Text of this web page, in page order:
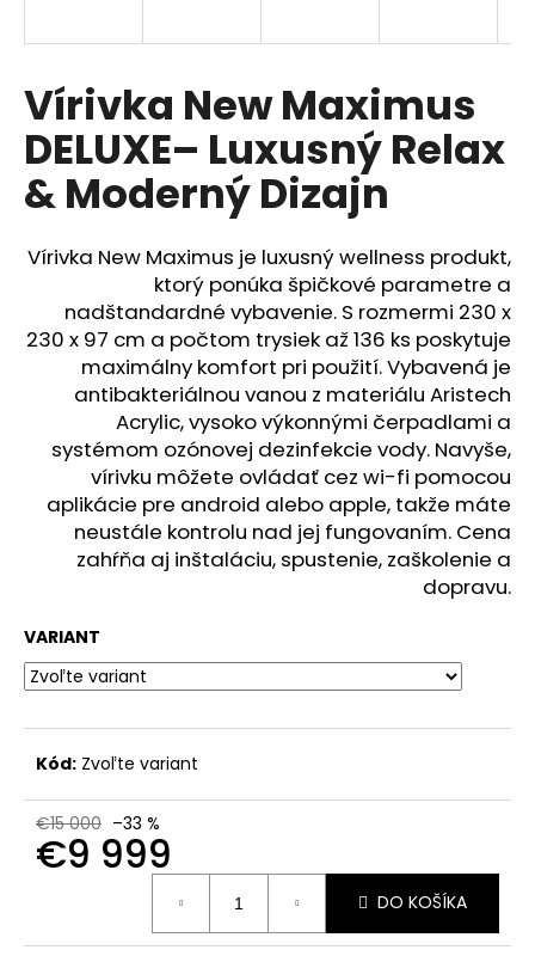
Vírivka New Maximus
DELUXE– Luxusný Relax
& Moderný Dizajn
Vírivka New Maximus je luxusný wellness produkt,
ktorý ponúka špičkové parametre a
nadštandardné vybavenie. S rozmermi 230 x
230 x 97 cm a počtom trysiek až 136 ks poskytuje
maximálny komfort pri použití. Vybavená je
antibakteriálnou vanou z materiálu Aristech
Acrylic, vysoko výkonnými čerpadlami a
systémom ozónovej dezinfekcie vody. Navyše,
vírivku môžete ovládať cez wi-fi pomocou
aplikácie pre android alebo apple, takže máte
neustále kontrolu nad jej fungovaním. Cena
zahŕňa aj inštaláciu, spustenie, zaškolenie a
dopravu.
VARIANT
Kód: Zvoľte variant
€15 000 –33 %
€9 999
DO KOŠÍKA
s
ť
?
HĽADAŤ